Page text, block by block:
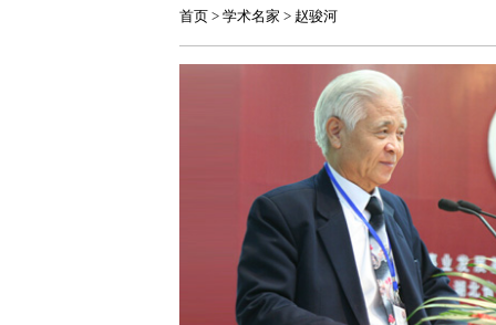
首页> 学术名家 > 赵骏河